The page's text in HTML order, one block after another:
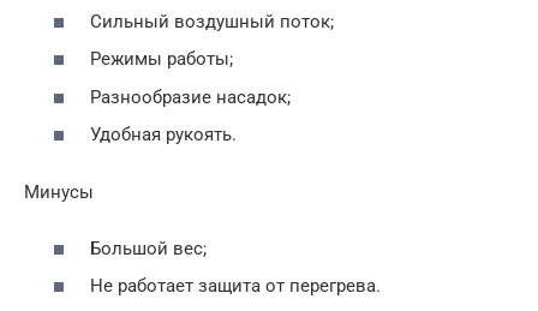
Сильный воздушный поток;
Режимы работы;
Разнообразие насадок;
Удобная рукоять.
Минусы
Большой вес;
Не работает защита от перегрева.